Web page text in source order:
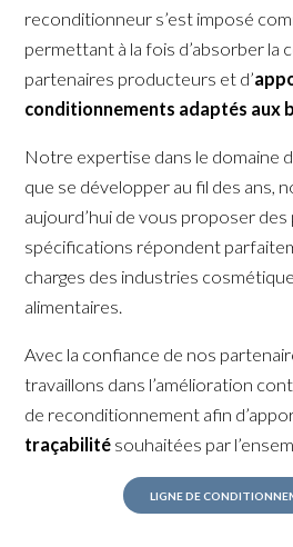
reconditionneur s’est imposé
permettant à la fois d’absorber la
partenaires producteurs et d’
conditionnements adaptés aux
Notre expertise dans le domaine
que se développer au fil des ans,
aujourd’hui de vous proposer
spécifications répondent
charges des industries
alimentaires.
Avec la confiance de nos
travaillons dans l’amélioration
de reconditionnement afin
traçabilité souhaitées par
LIGNE DE